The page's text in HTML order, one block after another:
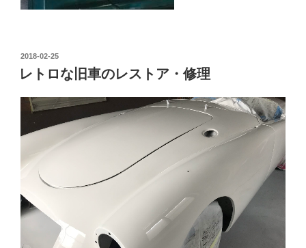
投
稿
日:
2018-02-25
レトロな旧車のレストア・修理